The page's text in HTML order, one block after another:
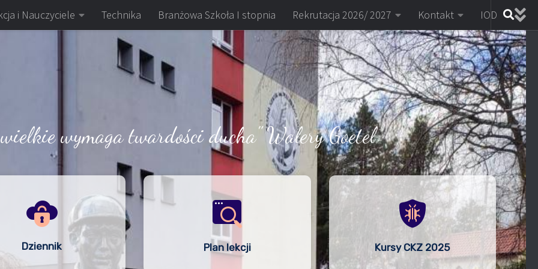
i Nauczyciele Technika Branżowa Szkoła I stopnia Rekrutacja 2026/ 2027 Kontakt IOD
wymaga twardości ducha" Walery Goetel
Dziennik Plan lekcji Kursy CKZ 2025